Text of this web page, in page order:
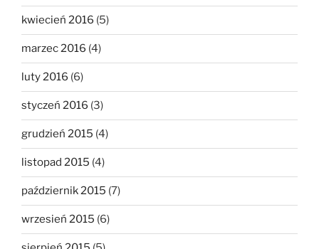
kwiecień 2016 (5)
marzec 2016 (4)
luty 2016 (6)
styczeń 2016 (3)
grudzień 2015 (4)
listopad 2015 (4)
październik 2015 (7)
wrzesień 2015 (6)